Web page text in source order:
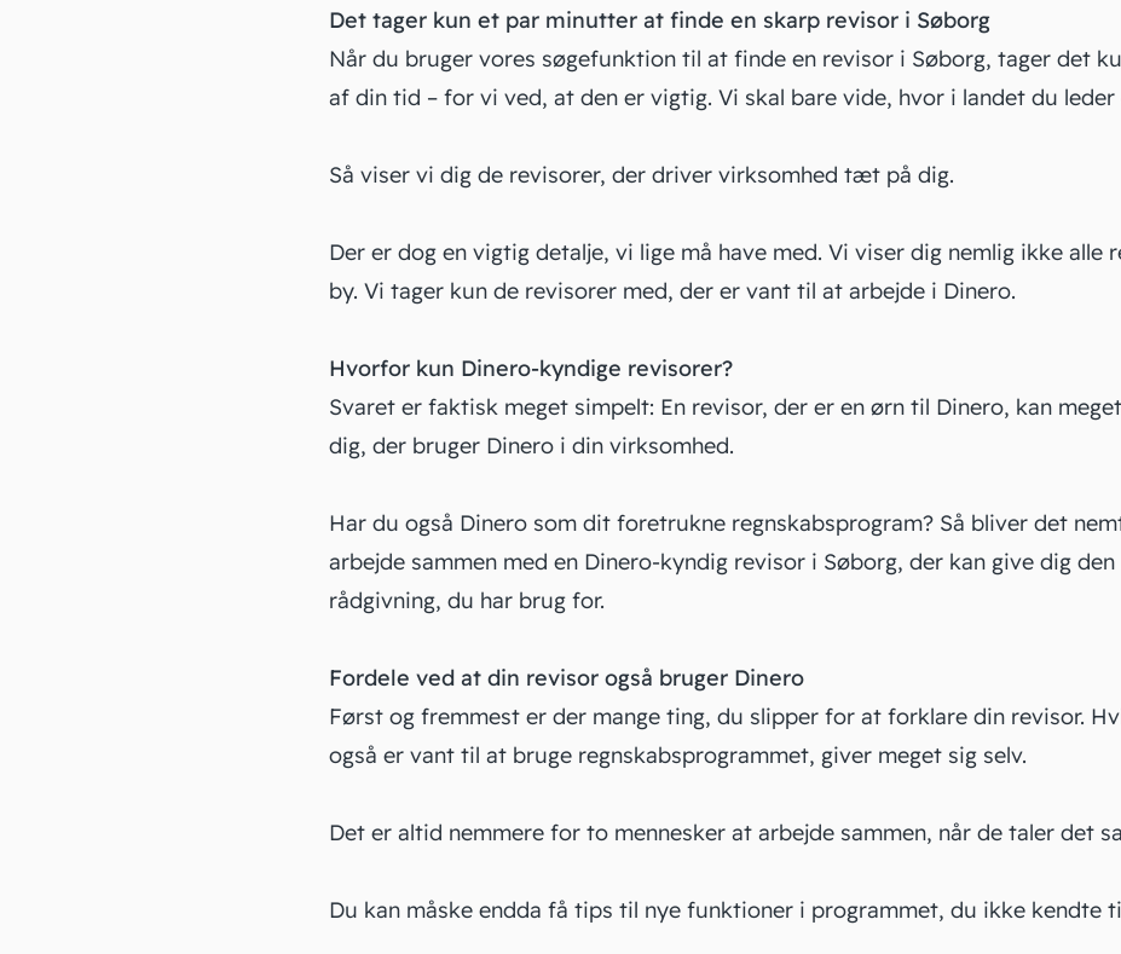
Det tager kun et par minutter at finde en skarp revisor i Søborg
Når du bruger vores søgefunktion til at finde en revisor i Søborg, tager det
af din tid – for vi ved, at den er vigtig. Vi skal bare vide, hvor i landet du leder
Så viser vi dig de revisorer, der driver virksomhed tæt på dig.
Der er dog en vigtig detalje, vi lige må have med. Vi viser dig nemlig ikke alle
by. Vi tager kun de revisorer med, der er vant til at arbejde i Dinero.
Hvorfor kun Dinero-kyndige revisorer?
Svaret er faktisk meget simpelt: En revisor, der er en ørn til Dinero, kan
dig, der bruger Dinero i din virksomhed.
Har du også Dinero som dit foretrukne regnskabsprogram? Så bliver det
arbejde sammen med en Dinero-kyndig revisor i Søborg, der kan give dig
rådgivning, du har brug for.
Fordele ved at din revisor også bruger Dinero
Først og fremmest er der mange ting, du slipper for at forklare din revisor.
også er vant til at bruge regnskabsprogrammet, giver meget sig selv.
Det er altid nemmere for to mennesker at arbejde sammen, når de taler det
Du kan måske endda få tips til nye funktioner i programmet, du ikke kendte